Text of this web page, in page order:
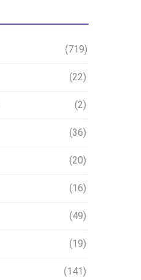
(719)
(22)
(2)
(36)
(20)
(16)
(49)
(19)
(141)